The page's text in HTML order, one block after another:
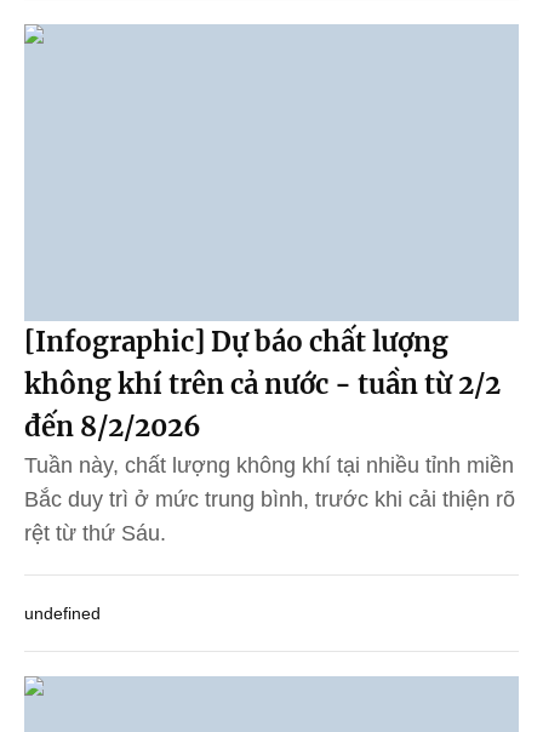
[Infographic] Dự báo chất lượng
không khí trên cả nước - tuần từ 2/2
đến 8/2/2026
Tuần này, chất lượng không khí tại nhiều tỉnh miền
Bắc duy trì ở mức trung bình, trước khi cải thiện rõ
rệt từ thứ Sáu.
undefined